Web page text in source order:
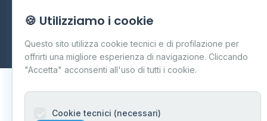
Carpi P.IVA 03859300364
Dati forniti da Ministero delle Imprese e del Made in Italy
Aggiornamento quotidiano
🍪 Utilizziamo i cookie
Questo sito utilizza cookie tecnici e di profilazione per
offrirti una migliore esperienza di navigazione. Cliccando
"Accetta" acconsenti all'uso di tutti i cookie.
Cookie tecnici (necessari)